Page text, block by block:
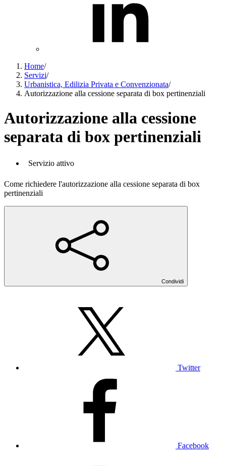
Home/
Servizi/
Urbanistica, Edilizia Privata e Convenzionata/
Autorizzazione alla cessione separata di box pertinenziali
Autorizzazione alla cessione
separata di box pertinenziali
Servizio attivo
Come richiedere l'autorizzazione alla cessione separata di box
pertinenziali
Condividi
Twitter
Facebook